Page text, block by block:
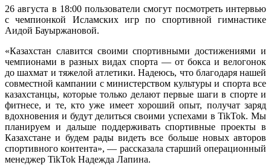
26 августа в 18:00 пользователи смогут посмотреть интервью
с чемпионкой Исламских игр по спортивной гимнастике
Аидой Бауыржановой.
«Казахстан славится своими спортивными достижениями и
чемпионами в разных видах спорта — от бокса и велогонок
до шахмат и тяжелой атлетики. Надеюсь, что благодаря нашей
совместной кампании с министерством культуры и спорта все
казахстанцы, которые только делают первые шаги в спорте и
фитнесе, и те, кто уже имеет хороший опыт, получат заряд
вдохновения и будут делиться своими успехами в TikTok. Мы
планируем и дальше поддерживать спортивные проекты в
Казахстане и будем рады видеть все больше новых авторов
спортивного контента», — рассказала старший операционный
менеджер TikTok Надежда Лапина.